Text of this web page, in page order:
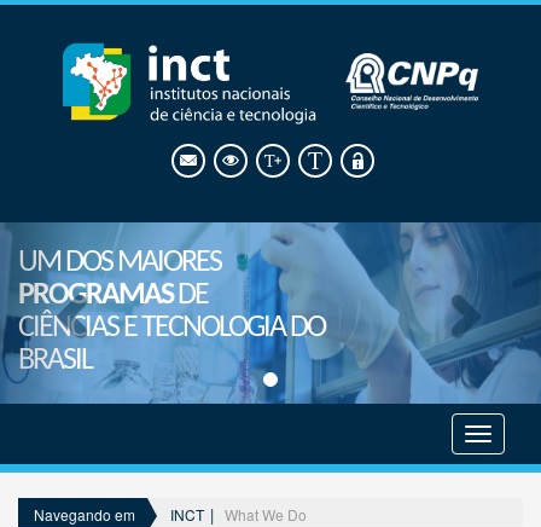
UM DOS MAIORES
PROGRAMASDE
CIÊNCIAS E TECNOLOGIA DO
BRASIL
menu
Navegando em INCT What We Do